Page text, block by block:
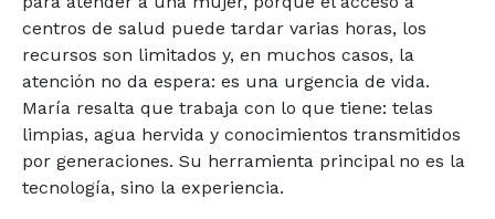
centros de salud puede tardar varias horas, los
recursos son limitados y, en muchos casos, la
atención no da espera: es una urgencia de vida.
María resalta que trabaja con lo que tiene: telas
limpias, agua hervida y conocimientos transmitidos
por generaciones. Su herramienta principal no es la
tecnología, sino la experiencia.